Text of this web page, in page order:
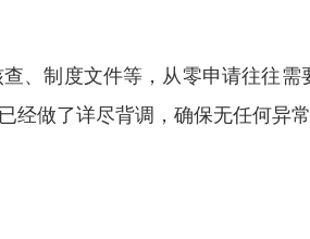
、制度文件等，从零申请往往
做了详尽背调，确保无任何异常